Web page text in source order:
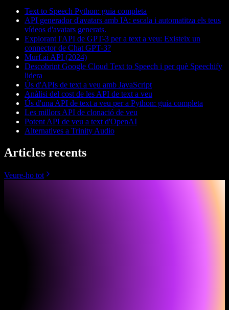
Text to Speech Python: guia completa
API generador d'avatars amb IA: escala i automatitza els teus
vídeos d'avatars generats.
Explorant l'API de GPT-3 per a text a veu: Existeix un
connector de Chat GPT-3?
Murf.ai API (2024)
Descobrint Google Cloud Text to Speech i per què Speechify
lidera
Ús d'APIs de text a veu amb JavaScript
Anàlisi del cost de les API de text a veu
Ús d'una API de text a veu per a Python: guia completa
Les millors API de clonació de veu
Potent API de veu a text d'OpenAI
Alternatives a Trinity Audio
Articles recents
Veure-ho tot